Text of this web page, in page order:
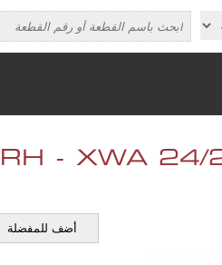
أضف للمفضلة